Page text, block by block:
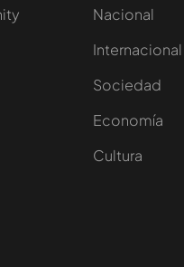
Nacional
Internacional
Sociedad
Economía
Cultura